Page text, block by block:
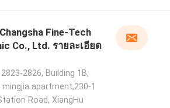
Fine-Tech
Co., Ltd. รายละเอียด
2823-2826, Building 1B,
mingjia apartment,230-1
Road, XiangHu